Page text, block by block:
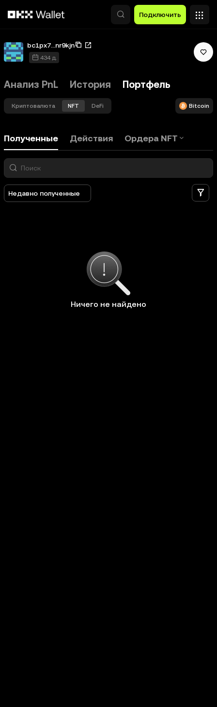
Подключить
bc1px7...nr9kjn
434 д.
Анализ PnL История Портфель
Криптовалюта NFT DeFi Bitcoin
Полученные Действия Ордера NFT
Недавно полученные
Ничего не найдено